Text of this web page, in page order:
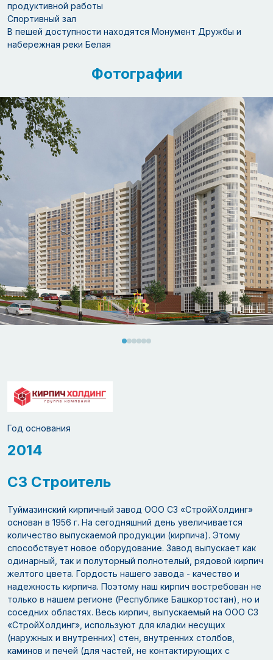
продуктивной работы
Спортивный зал
В пешей доступности находятся Монумент Дружбы и
набережная реки Белая
Фотографии
Год основания
2014
СЗ Строитель
Туймазинский кирпичный завод ООО СЗ «СтройХолдинг»
основан в 1956 г. На сегодняшний день увеличивается
количество выпускаемой продукции (кирпича). Этому
способствует новое оборудование. Завод выпускает как
одинарный, так и полуторный полнотелый, рядовой кирпич
желтого цвета. Гордость нашего завода - качество и
надежность кирпича. Поэтому наш кирпич востребован не
только в нашем регионе (Республике Башкортостан), но и
соседних областях. Весь кирпич, выпускаемый на ООО СЗ
«СтройХолдинг», используют для кладки несущих
(наружных и внутренних) стен, внутренних столбов,
каминов и печей (для частей, не контактирующих с